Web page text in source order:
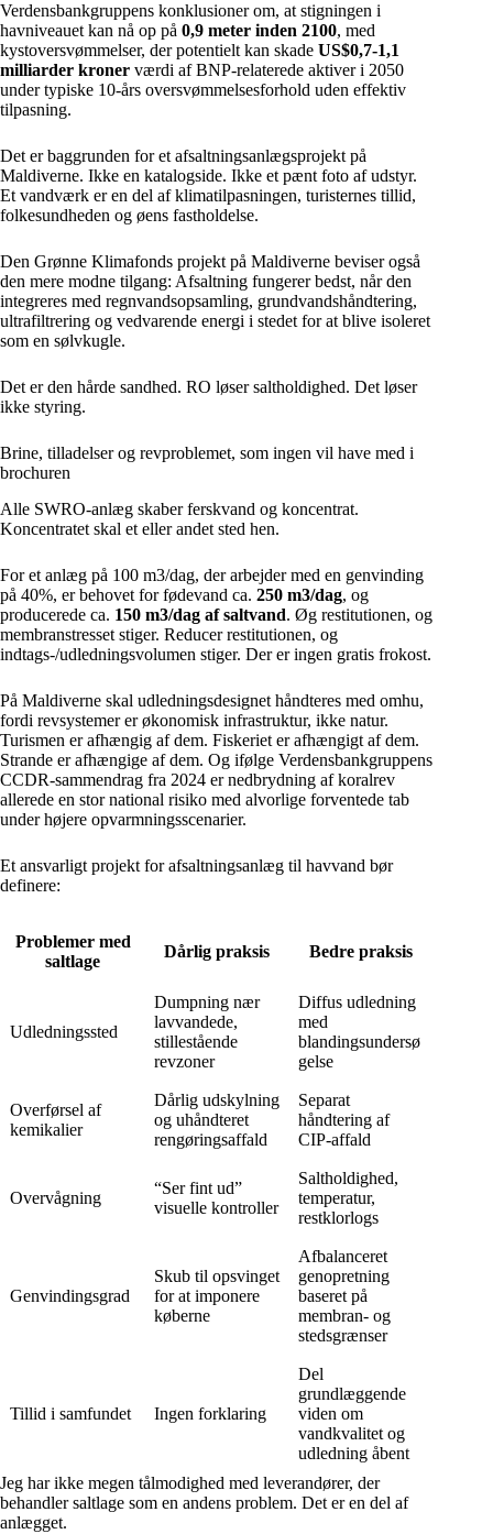
Verdensbankgruppens konklusioner om, at stigningen i
havniveauet kan nå op på 0,9 meter inden 2100, med
kystoversvømmelser, der potentielt kan skade US$0,7-1,1
milliarder kroner værdi af BNP-relaterede aktiver i 2050
under typiske 10-års oversvømmelsesforhold uden effektiv
tilpasning.
Det er baggrunden for et afsaltningsanlægsprojekt på
Maldiverne. Ikke en katalogside. Ikke et pænt foto af udstyr.
Et vandværk er en del af klimatilpasningen, turisternes tillid,
folkesundheden og øens fastholdelse.
Den Grønne Klimafonds projekt på Maldiverne beviser også
den mere modne tilgang: Afsaltning fungerer bedst, når den
integreres med regnvandsopsamling, grundvandshåndtering,
ultrafiltrering og vedvarende energi i stedet for at blive isoleret
som en sølvkugle.
Det er den hårde sandhed. RO løser saltholdighed. Det løser
ikke styring.
Brine, tilladelser og revproblemet, som ingen vil have med i
brochuren
Alle SWRO-anlæg skaber ferskvand og koncentrat.
Koncentratet skal et eller andet sted hen.
For et anlæg på 100 m3/dag, der arbejder med en genvinding
på 40%, er behovet for fødevand ca. 250 m3/dag, og
producerede ca. 150 m3/dag af saltvand. Øg restitutionen, og
membranstresset stiger. Reducer restitutionen, og
indtags-/udledningsvolumen stiger. Der er ingen gratis frokost.
På Maldiverne skal udledningsdesignet håndteres med omhu,
fordi revsystemer er økonomisk infrastruktur, ikke natur.
Turismen er afhængig af dem. Fiskeriet er afhængigt af dem.
Strande er afhængige af dem. Og ifølge Verdensbankgruppens
CCDR-sammendrag fra 2024 er nedbrydning af koralrev
allerede en stor national risiko med alvorlige forventede tab
under højere opvarmningsscenarier.
Et ansvarligt projekt for afsaltningsanlæg til havvand bør
definere:
Problemer med
saltlage
Dårlig praksis Bedre praksis
Udledningssted
Dumpning nær
lavvandede,
stillestående
revzoner
Diffus udledning
med
blandingsundersø
gelse
Overførsel af
kemikalier
Dårlig udskylning
og uhåndteret
rengøringsaffald
Separat
håndtering af
CIP-affald
Overvågning
“Ser fint ud”
visuelle kontroller
Saltholdighed,
temperatur,
restklorlogs
Genvindingsgrad
Skub til opsvinget
for at imponere
køberne
Afbalanceret
genopretning
baseret på
membran- og
stedsgrænser
Tillid i samfundet Ingen forklaring
Del
grundlæggende
viden om
vandkvalitet og
udledning åbent
Jeg har ikke megen tålmodighed med leverandører, der
behandler saltlage som en andens problem. Det er en del af
anlægget.